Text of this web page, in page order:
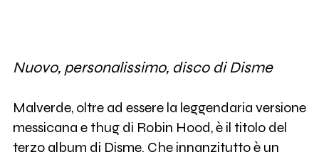
Nuovo, personalissimo, disco di Disme
Malverde, oltre ad essere la leggendaria versione
messicana e thug di Robin Hood, è il titolo del
terzo album di Disme. Che innanzitutto è un